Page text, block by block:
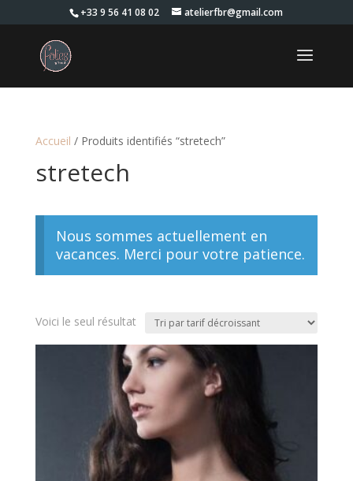
+33 9 56 41 08 02 atelierfbr@gmail.com
Accueil / Produits identifiés “stretech”
stretech
Nous sommes actuellement en
vacances. Merci pour votre patience.
Voici le seul résultat